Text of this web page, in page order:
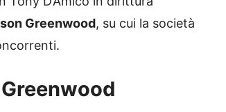
Greenwood, su cui la società